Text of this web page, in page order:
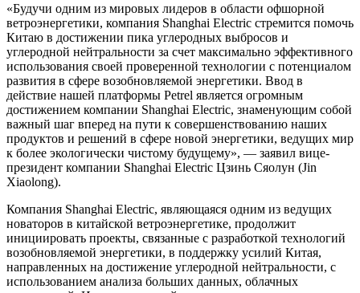
«Будучи одним из мировых лидеров в области офшорной
ветроэнергетики, компания Shanghai Electric стремится помочь
Китаю в достижении пика углеродных выбросов и
углеродной нейтральности за счет максимально эффективного
использования своей проверенной технологии с потенциалом
развития в сфере возобновляемой энергетики. Ввод в
действие нашей платформы Petrel является огромным
достижением компании Shanghai Electric, знаменующим собой
важный шаг вперед на пути к совершенствованию наших
продуктов и решений в сфере новой энергетики, ведущих мир
к более экологически чистому будущему», — заявил вице-
президент компании Shanghai Electric Цзинь Сяолун (Jin
Xiaolong).
Компания Shanghai Electric, являющаяся одним из ведущих
новаторов в китайской ветроэнергетике, продолжит
инициировать проекты, связанные с разработкой технологий
возобновляемой энергетики, в поддержку усилий Китая,
направленных на достижение углеродной нейтральности, с
использованием анализа больших данных, облачных